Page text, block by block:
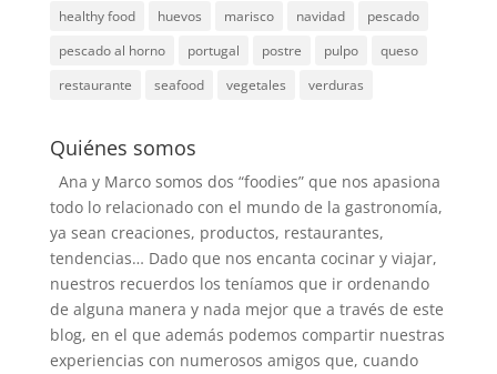
healthy food
huevos marisco navidad
pescado
pescado al horno
portugal postre pulpo
queso
restaurante
seafood vegetales verduras
Quiénes somos
Ana y Marco somos dos “foodies” que nos apasiona
todo lo relacionado con el mundo de la gastronomía,
ya sean creaciones, productos, restaurantes,
tendencias… Dado que nos encanta cocinar y viajar,
nuestros recuerdos los teníamos que ir ordenando
de alguna manera y nada mejor que a través de este
blog, en el que además podemos compartir nuestras
experiencias con numerosos amigos que, cuando